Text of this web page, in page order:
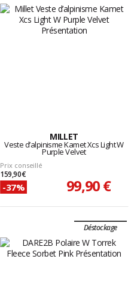
MILLET
Veste d’alpinisme Kamet Xcs Light W
Purple Velvet
Prix conseillé
159,90 €
-37% 99,90 €
Déstockage